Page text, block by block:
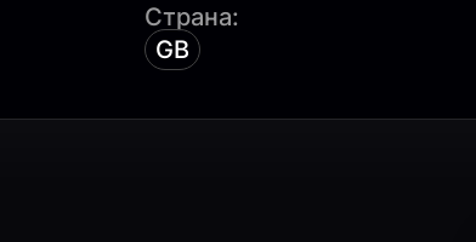
Страна:
GB